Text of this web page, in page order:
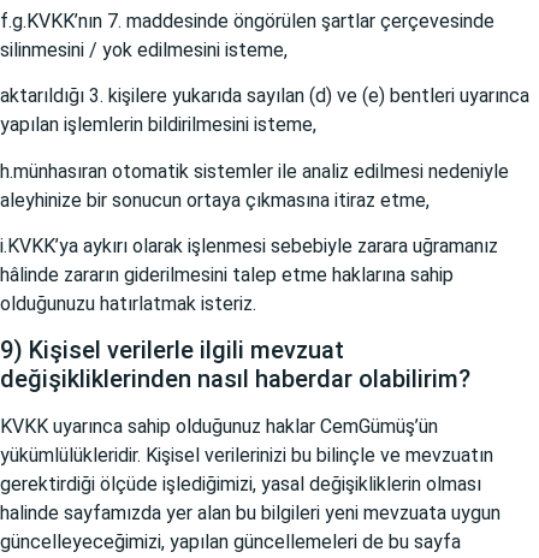
f.g.KVKK’nın 7. maddesinde öngörülen şartlar çerçevesinde
silinmesini / yok edilmesini isteme,
aktarıldığı 3. kişilere yukarıda sayılan (d) ve (e) bentleri uyarınca
yapılan işlemlerin bildirilmesini isteme,
h.münhasıran otomatik sistemler ile analiz edilmesi nedeniyle
aleyhinize bir sonucun ortaya çıkmasına itiraz etme,
i.KVKK’ya aykırı olarak işlenmesi sebebiyle zarara uğramanız
hâlinde zararın giderilmesini talep etme haklarına sahip
olduğunuzu hatırlatmak isteriz.
9) Kişisel verilerle ilgili mevzuat
değişikliklerinden nasıl haberdar olabilirim?
KVKK uyarınca sahip olduğunuz haklar CemGümüş’ün
yükümlülükleridir. Kişisel verilerinizi bu bilinçle ve mevzuatın
gerektirdiği ölçüde işlediğimizi, yasal değişikliklerin olması
halinde sayfamızda yer alan bu bilgileri yeni mevzuata uygun
güncelleyeceğimizi, yapılan güncellemeleri de bu sayfa